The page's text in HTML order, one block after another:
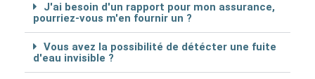
J'ai besoin d'un rapport pour mon assurance,
pourriez-vous m'en fournir un ?
Vous avez la possibilité de détécter une fuite
d'eau invisible ?